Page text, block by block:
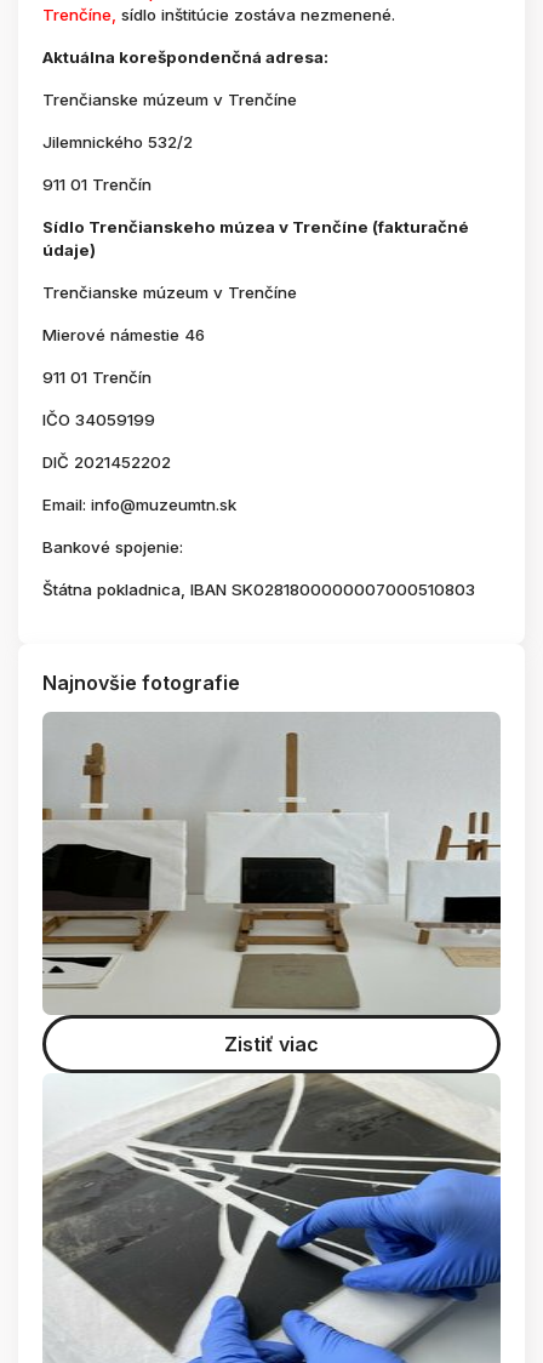
Trenčíne, sídlo inštitúcie zostáva nezmenené.
Aktuálna korešpondenčná adresa:
Trenčianske múzeum v Trenčíne
Jilemnického 532/2
911 01 Trenčín
Sídlo Trenčianskeho múzea v Trenčíne (fakturačné
údaje)
Trenčianske múzeum v Trenčíne
Mierové námestie 46
911 01 Trenčín
IČO 34059199
DIČ 2021452202
Email: info@muzeumtn.sk
Bankové spojenie:
Štátna pokladnica, IBAN SK0281800000007000510803
Najnovšie fotografie
Zistiť viac